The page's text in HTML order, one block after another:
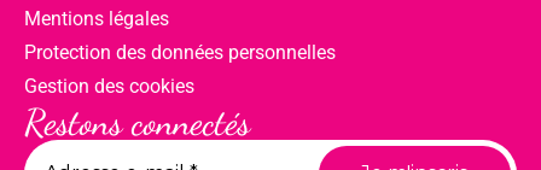
Mentions légales
Protection des données personnelles
Gestion des cookies
Restons connectés